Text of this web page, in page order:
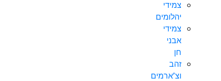
צמידי
יהלומים
צמידי
אבני
חן
זהב
וצ’ארמים